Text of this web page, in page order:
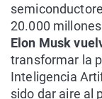
20.000
Elon Musk
transformar la
Inteligencia
sido dar aire al